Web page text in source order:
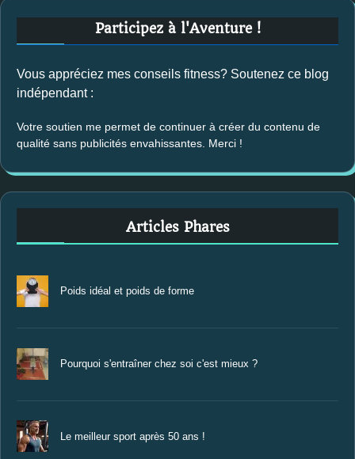
Participez à l'Aventure !
Vous appréciez mes conseils fitness? Soutenez ce blog
indépendant :
Votre soutien me permet de continuer à créer du contenu de
qualité sans publicités envahissantes. Merci !
Articles Phares
Poids idéal et poids de forme
Pourquoi s'entraîner chez soi c'est mieux ?
Le meilleur sport après 50 ans !